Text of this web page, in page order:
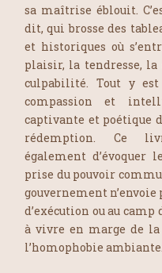
sa maîtrise éblouit.
dit, qui brosse des
et historiques où
plaisir, la tendresse,
culpabilité. Tout y
compassion et
captivante et poétique
rédemption. Ce
également d’évoquer
prise du pouvoir
gouvernement n’envoie
d’exécution ou au
à vivre en marge de la
l’homophobie ambiante.